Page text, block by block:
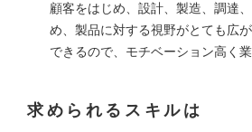
顧客をはじめ、設計、製造、調達
め、製品に対する視野がとても広
できるので、モチベーション高く
求められるスキルは